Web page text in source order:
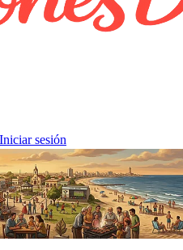
Iniciar sesión